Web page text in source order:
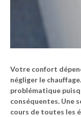
Votre confort
négliger le
problématique
conséquentes. Une
cours de toutes les